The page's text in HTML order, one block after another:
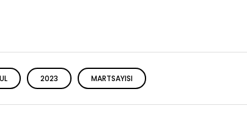
2023 MARTSAYISI